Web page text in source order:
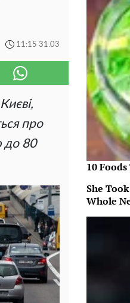
11:15 31.03
про
до 80
10
She
Whole